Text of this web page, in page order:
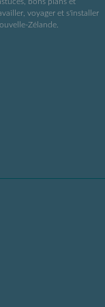
voyager et s'installer
Zélande.